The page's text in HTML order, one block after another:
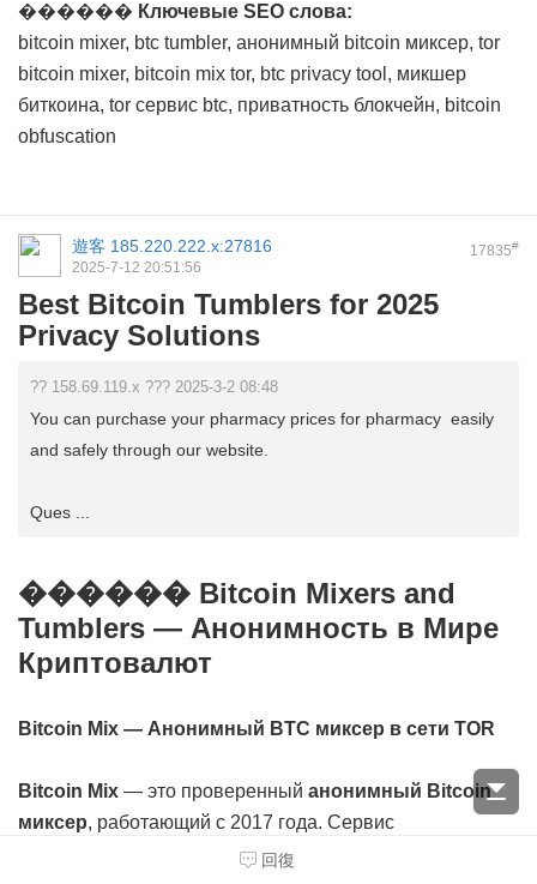
������ Ключевые SEO слова:
bitcoin mixer, btc tumbler, анонимный bitcoin миксер, tor
bitcoin mixer, bitcoin mix tor, btc privacy tool, микшер
биткоина, tor сервис btc, приватность блокчейн, bitcoin
obfuscation
17835#
遊客 185.220.222.x:27816
2025-7-12 20:51:56
Best Bitcoin Tumblers for 2025
Privacy Solutions
?? 158.69.119.x ??? 2025-3-2 08:48
You can purchase your pharmacy prices for pharmacy easily
and safely through our website.
Ques ...
������ Bitcoin Mixers and
Tumblers — Анонимность в Мире
Криптовалют
Bitcoin Mix — Анонимный BTC миксер в сети TOR
Bitcoin Mix — это проверенный анонимный Bitcoin
миксер, работающий с 2017 года. Сервис
обеспечивает максимальную конфиденциальность,
回復